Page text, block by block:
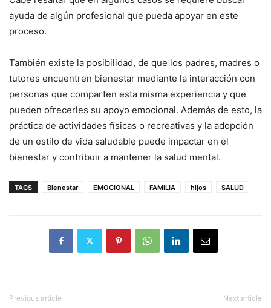
ayuda de algún profesional que pueda apoyar en este
proceso.
También existe la posibilidad, de que los padres, madres o
tutores encuentren bienestar mediante la interacción con
personas que comparten esta misma experiencia y que
pueden ofrecerles su apoyo emocional. Además de esto, la
práctica de actividades físicas o recreativas y la adopción
de un estilo de vida saludable puede impactar en el
bienestar y contribuir a mantener la salud mental.
TAGS Bienestar EMOCIONAL FAMILIA hijos SALUD
Previous article Next article